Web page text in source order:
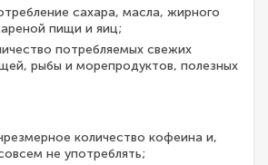
сахара, масла, жирного
пищи и яиц;
потребляемых свежих
рыбы и морепродуктов, полезных
количество кофеина и,
не употреблять;